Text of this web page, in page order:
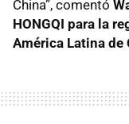
China”, comentó
HONGQI para la
América Latina de